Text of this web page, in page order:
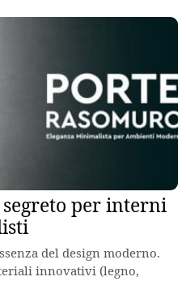
per interni
del design moderno.
innovativi (legno,